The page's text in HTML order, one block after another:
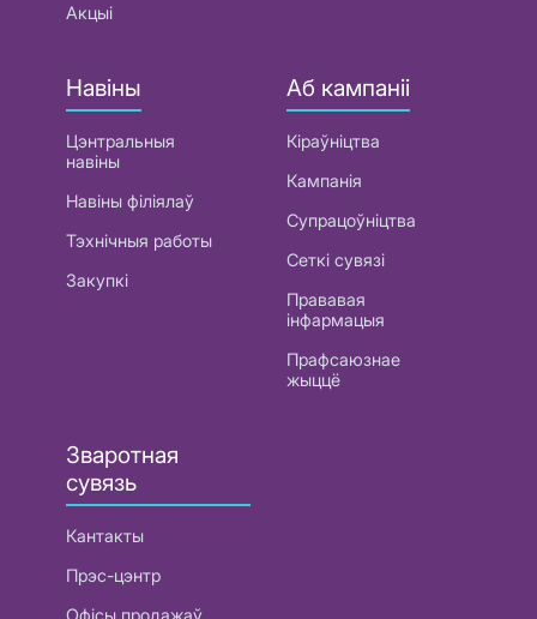
Акцыі
Навіны
Цэнтральныя
навіны
Навіны філіялаў
Тэхнічныя работы
Закупкі
Аб кампаніі
Кіраўніцтва
Кампанія
Супрацоўніцтва
Сеткі сувязі
Прававая
інфармацыя
Прафсаюзнае
жыццё
Зваротная
сувязь
Кантакты
Прэс-цэнтр